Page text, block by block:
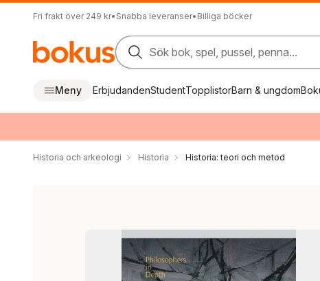
Fri frakt över 249 kr• Snabba leveranser• Billiga böcker
Sök bok, spel, pussel, penna...
Meny ErbjudandenStudentTopplistorBarn & ungdom
Historia och arkeologi Historia Historia: teori och metod